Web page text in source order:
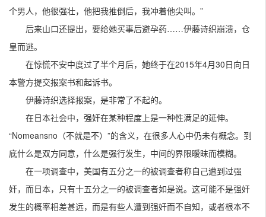
个男人，他很强壮，他把我推倒后，我冲着他尖叫。”
后来山口还提出，要给她买事后避孕药……伊藤诗织崩溃，仓
皇而逃。
在惊慌不安中度过了半个月后，她终于在2015年4月30日向日
本警方提交报案书和起诉书。
伊藤诗织选择报案，是非常了不起的。
在日本社会中，强奸在某种程度上是一种性满足的延伸。
“Nomeansno（不就是不）”的含义，在很多人心中仍未有概念。到
底什么是双方同意，什么是强行发生，中间的界限暧昧而模糊。
在一项调查中，美国有五分之一的被调查者称自己遭到过强
奸，而日本，只有十五分之一的被调查者如是说。这可能不是强奸
发生的概率相差甚远，而是有些人遭到强奸而不自知，或者根本不